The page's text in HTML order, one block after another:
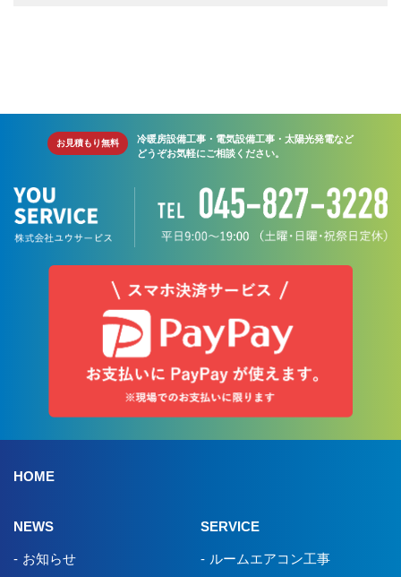
お見積もり無料
冷暖房設備工事・電気設備工事・太陽光発電など
どうぞお気軽にご相談ください。
HOME
NEWS
お知らせ
SERVICE
ルームエアコン工事